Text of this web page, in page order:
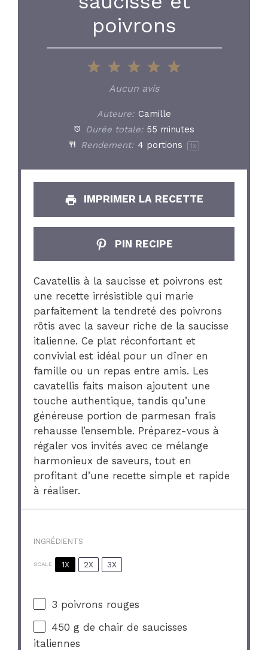
poivrons
5
4
3
Stars
2
Stars
1
Star
Aucun avis
Auteure: Camille
Durée totale: 55 minutes
Rendement: 4 portions 1 x
IMPRIMER LA RECETTE
PIN RECIPE
Cavatellis à la saucisse et poivrons est
une recette irrésistible qui marie
parfaitement la tendreté des poivrons
rôtis avec la saveur riche de la saucisse
italienne. Ce plat réconfortant et
convivial est idéal pour un dîner en
famille ou un repas entre amis. Les
cavatellis faits maison ajoutent une
touche authentique, tandis qu’une
généreuse portion de parmesan frais
rehausse l’ensemble. Préparez-vous à
régaler vos invités avec ce mélange
harmonieux de saveurs, tout en
profitant d’une recette simple et rapide
à réaliser.
INGRÉDIENTS
SCALE 1X 2X 3X
3 poivrons rouges
450 g de chair de saucisses
italiennes